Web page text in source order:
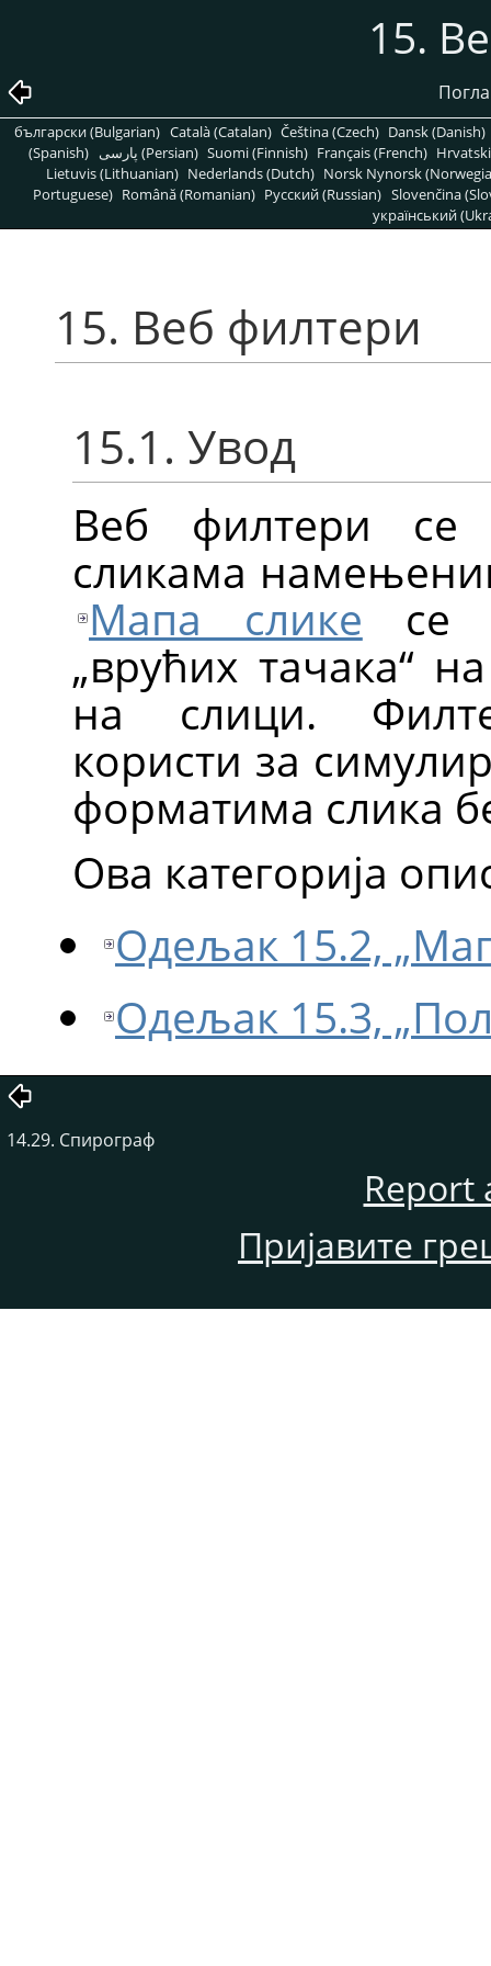
15.
български (Bulgarian) Català (Catalan) Čeština (Czech) Dansk (Danish)
(Spanish)
پارسی (Persian) Suomi (Finnish) Français (French)
Lietuvis (Lithuanian) Nederlands (Dutch) Norsk Nynorsk
Portuguese) Română (Romanian) Pусский (Russian) Slovenčina
український
15. Веб филтери
15.1. Увод
Веб филтери се
сликама
Мапа слике се
„врућих тачака“
на слици.
користи за
форматима слика
Ова категорија
Одељак 15.2,
Одељак 15.3,
14.29. Спирограф
Report
Пријавите